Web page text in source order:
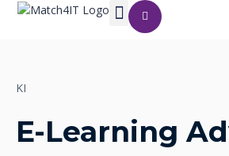
KI
E-Learning